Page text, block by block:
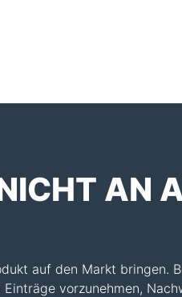
AN
auf den Markt bringen.
vorzunehmen,